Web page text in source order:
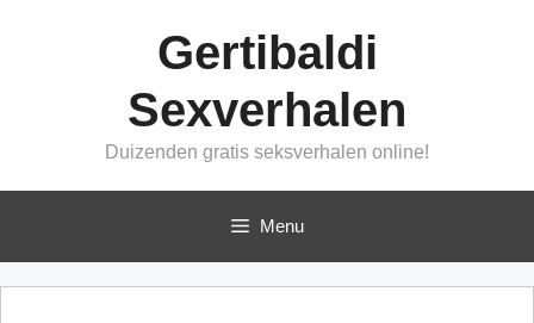
Gertibaldi
Sexverhalen
Duizenden gratis seksverhalen online!
Menu